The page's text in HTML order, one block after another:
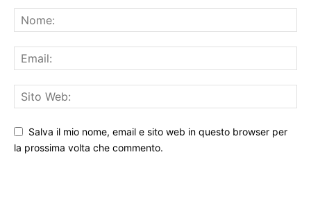
Salva il mio nome, email e sito web in questo browser per
la prossima volta che commento.